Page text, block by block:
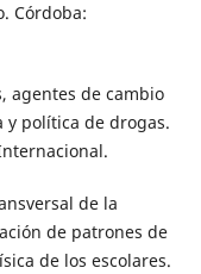
Córdoba:
agentes de cambio
y política de drogas.
de la
de patrones de
de los escolares.